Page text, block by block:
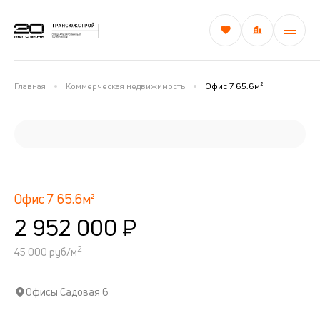
Главная Коммерческая недвижимость Офис 7 65.6м²
Офис 7 65.6м²
2 952 000 ₽
45 000 руб/м2
Офисы Садовая 6